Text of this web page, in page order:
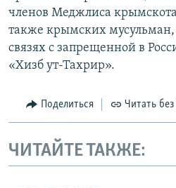
членов Меджлиса
также крымских мусульман,
связях с запрещенной в
«Хизб ут-Тахрир».
Поделиться Читать без
ЧИТАЙТЕ ТАКЖЕ: